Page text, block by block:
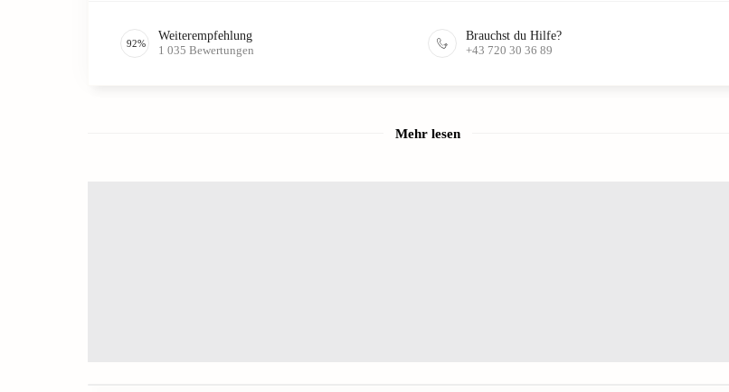
92%
Weiterempfehlung
1 035 Bewertungen
Brauchst du Hilfe?
+43 720 30 36 89
Mehr lesen